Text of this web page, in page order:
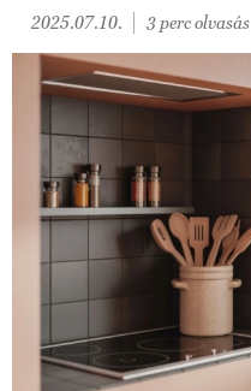
2025.07.10. 3 perc olvasás